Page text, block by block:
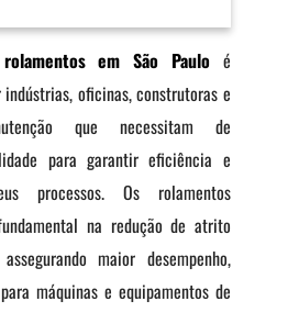
em São Pauloé
oficinas, construtoras e
que necessitam de
para garantir eficiência e
processos. Os rolamentos
na redução de atrito
maior desempenho,
máquinas e equipamentos de